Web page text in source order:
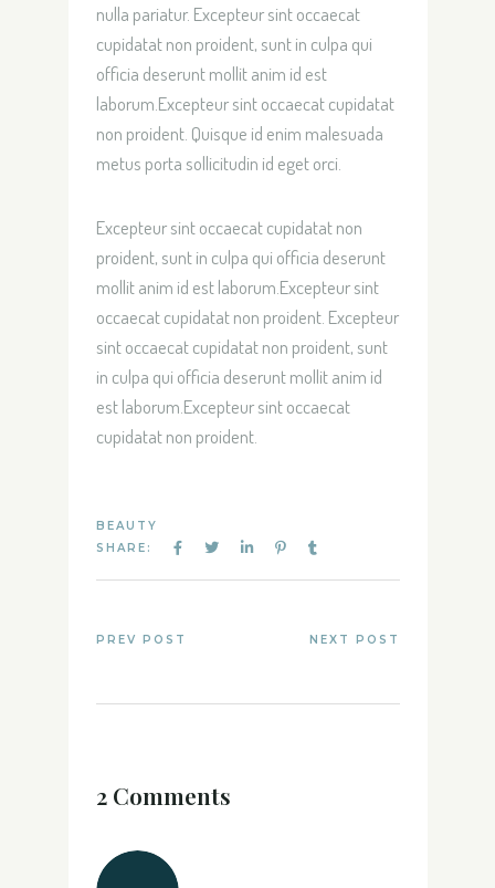
nulla pariatur. Excepteur sint occaecat
cupidatat non proident, sunt in culpa qui
officia deserunt mollit anim id est
laborum.Excepteur sint occaecat cupidatat
non proident. Quisque id enim malesuada
metus porta sollicitudin id eget orci.
Excepteur sint occaecat cupidatat non
proident, sunt in culpa qui officia deserunt
mollit anim id est laborum.Excepteur sint
occaecat cupidatat non proident. Excepteur
sint occaecat cupidatat non proident, sunt
in culpa qui officia deserunt mollit anim id
est laborum.Excepteur sint occaecat
cupidatat non proident.
BEAUTY
SHARE:
PREV POST NEXT POST
2 Comments